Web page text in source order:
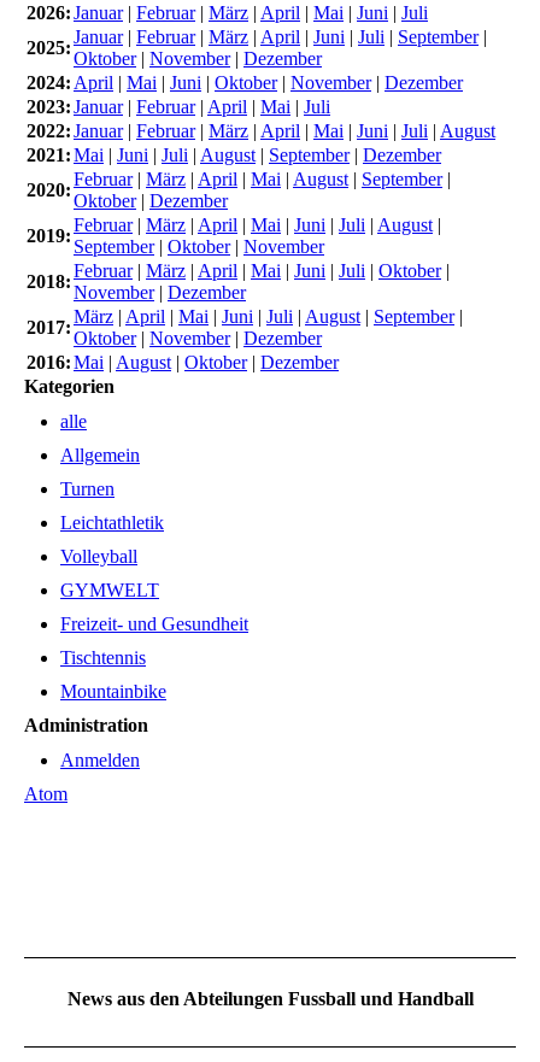
2026:Januar| Februar| März | April | Mai | Juni | Juli
2025:
Januar| Februar| März | April | Juni | Juli | September|
Oktober| November| Dezember
2024: April | Mai | Juni | Oktober| November| Dezember
2023:Januar| Februar| April | Mai | Juli
2022:Januar| Februar| März | April | Mai | Juni | Juli | August
2021:Mai | Juni | Juli | August | September| Dezember
2020:
Februar| März | April | Mai | August | September|
Oktober| Dezember
2019:
Februar| März | April | Mai | Juni | Juli | August |
September| Oktober| November
2018:
Februar| März | April | Mai | Juni | Juli | Oktober|
November| Dezember
2017:
März | April | Mai | Juni | Juli | August | September|
Oktober| November| Dezember
2016:Mai | August | Oktober| Dezember
Kategorien
alle
Allgemein
Turnen
Leichtathletik
Volleyball
GYMWELT
Freizeit- und Gesundheit
Tischtennis
Mountainbike
Administration
Anmelden
Atom
News aus den Abteilungen Fussball und Handball